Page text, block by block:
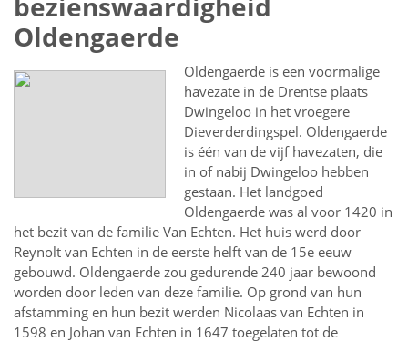
Oldengaerde
Oldengaerde is een voormalige
havezate in de Drentse plaats
Dwingeloo in het vroegere
Dieverderdingspel. Oldengaerde
is één van de vijf havezaten, die
in of nabij Dwingeloo hebben
gestaan. Het landgoed
Oldengaerde was al voor 1420 in
het bezit van de familie Van Echten. Het huis werd door
Reynolt van Echten in de eerste helft van de 15e eeuw
gebouwd. Oldengaerde zou gedurende 240 jaar bewoond
worden door leden van deze familie. Op grond van hun
afstamming en hun bezit werden Nicolaas van Echten in
1598 en Johan van Echten in 1647 toegelaten tot de